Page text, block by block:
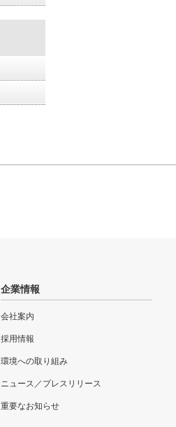
企業情報
会社案内
採用情報
環境への取り組み
ニュース／プレスリリース
重要なお知らせ